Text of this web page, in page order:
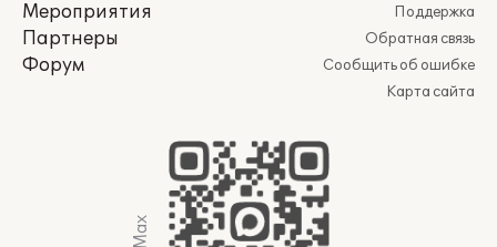
Мероприятия
Партнеры
Форум
Поддержка
Обратная связь
Сообщить об ошибке
Карта сайта